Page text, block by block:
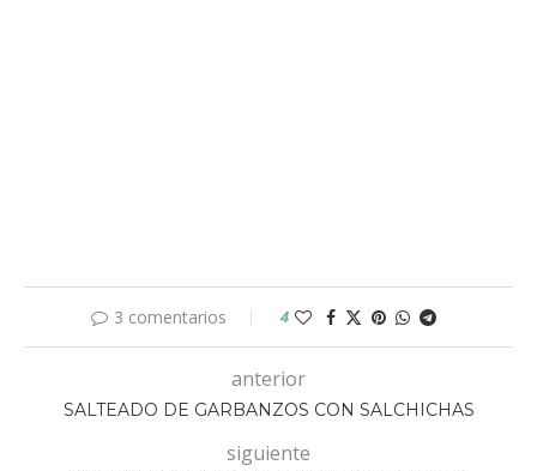
3 comentarios 4
anterior
SALTEADO DE GARBANZOS CON SALCHICHAS
siguiente